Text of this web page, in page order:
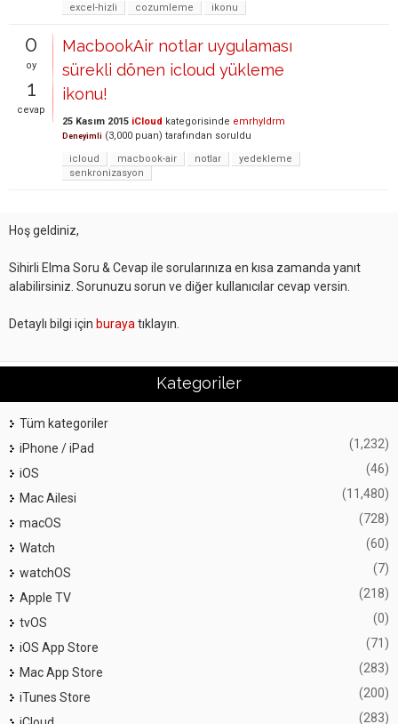
excel-hizli
cozumleme ikonu
0
oy
1
cevap
MacbookAir notlar uygulaması
sürekli dönen icloud yükleme
ikonu!
25 Kasım 2015 iCloud kategorisinde emrhyldrm
Deneyimli (3,000 puan) tarafından soruldu
icloud
macbook-air notlar
yedekleme
senkronizasyon
Hoş geldiniz,
Sihirli Elma Soru & Cevap ile sorularınıza en kısa zamanda yanıt
alabilirsiniz. Sorunuzu sorun ve diğer kullanıcılar cevap versin.
Detaylı bilgi için buraya tıklayın.
Kategoriler
Tüm kategoriler
iPhone / iPad
(1,232)
iOS (46)
Mac Ailesi (11,480)
macOS (728)
Watch (60)
watchOS (7)
Apple TV (218)
tvOS (0)
iOS App Store (71)
Mac App Store (283)
iTunes Store (200)
(283)